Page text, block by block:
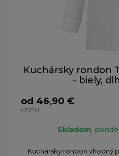
Kuchársky rondon
- biely,
od 46,90 €
s DPH
Skladom,
Kuchársky rondon vhodný